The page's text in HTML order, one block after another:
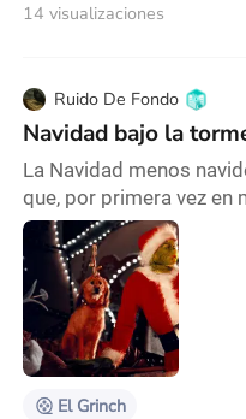
14 visualizaciones
Ruido De Fondo
Navidad bajo la
La Navidad menos
que, por primera vez en
darnos la espalda. Acá,
Navidades suelen venir
esa brisa tibia que
libre. Pero ese año… no.
raro, pesado, casi
punto de romperse. Y
El Grinch